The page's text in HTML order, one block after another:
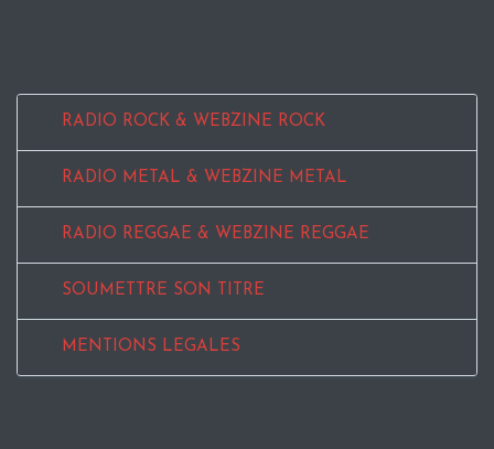
RADIO ROCK & WEBZINE ROCK
RADIO METAL & WEBZINE METAL
RADIO REGGAE & WEBZINE REGGAE
SOUMETTRE SON TITRE
MENTIONS LEGALES